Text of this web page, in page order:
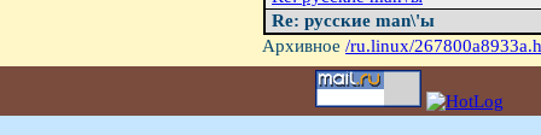
Re: русские man\'ы
Архивное /ru.linux/